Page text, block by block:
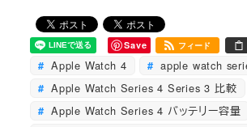
Save フィード
Apple Watch 4
apple watch
Apple Watch Series 4 Series 3 比較
Apple Watch Series 4 バッテリー容量